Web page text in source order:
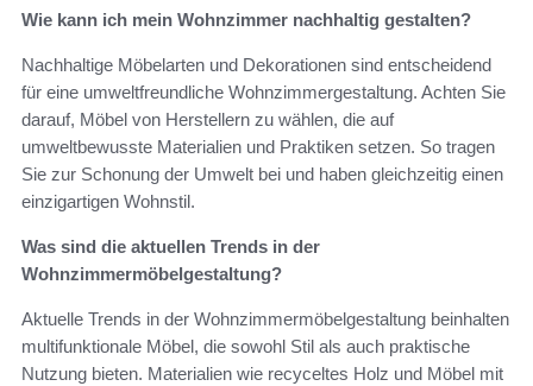
Wie kann ich mein Wohnzimmer nachhaltig gestalten?
Nachhaltige Möbelarten und Dekorationen sind entscheidend
für eine umweltfreundliche Wohnzimmergestaltung. Achten Sie
darauf, Möbel von Herstellern zu wählen, die auf
umweltbewusste Materialien und Praktiken setzen. So tragen
Sie zur Schonung der Umwelt bei und haben gleichzeitig einen
einzigartigen Wohnstil.
Was sind die aktuellen Trends in der
Wohnzimmermöbelgestaltung?
Aktuelle Trends in der Wohnzimmermöbelgestaltung beinhalten
multifunktionale Möbel, die sowohl Stil als auch praktische
Nutzung bieten. Materialien wie recyceltes Holz und Möbel mit